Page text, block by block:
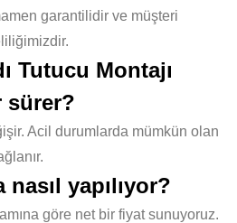
garantilidir ve müşteri
Tutucu Montajı
sürer?
Acil durumlarda mümkün olan
nasıl yapılıyor?
göre net bir fiyat sunuyoruz.